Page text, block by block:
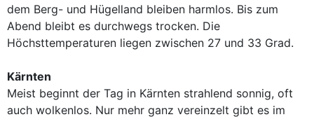
dem Berg- und Hügelland bleiben harmlos. Bis zum
Abend bleibt es durchwegs trocken. Die
Höchsttemperaturen liegen zwischen 27 und 33 Grad.
Kärnten
Meist beginnt der Tag in Kärnten strahlend sonnig, oft
auch wolkenlos. Nur mehr ganz vereinzelt gibt es im